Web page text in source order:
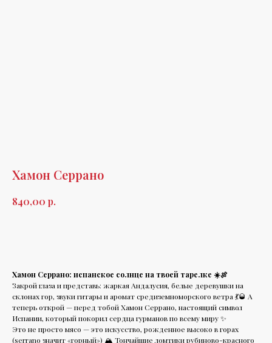
Хамон Серрано
840,00 р.
Хамон Серрано: испанское солнце на твоей тарелке ☀️🍖
Закрой глаза и представь: жаркая Андалусия, белые деревушки на
склонах гор, звуки гитары и аромат средиземноморского ветра 💃🥃 А
теперь открой — перед тобой Хамон Серрано, настоящий символ
Испании, который покорил сердца гурманов по всему миру ✨
Это не просто мясо — это искусство, рожденное высоко в горах
(serrano значит «горный») 🏔️ Тончайшие ломтики рубиново-красного